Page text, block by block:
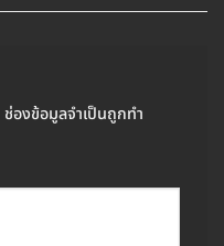
ช่องข้อมูลจำเป็นถูกทำ